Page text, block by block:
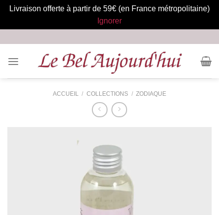
Livraison offerte à partir de 59€ (en France métropolitaine)
Ignorer
contenu
ACCUEIL / COLLECTIONS / ZODIAQUE